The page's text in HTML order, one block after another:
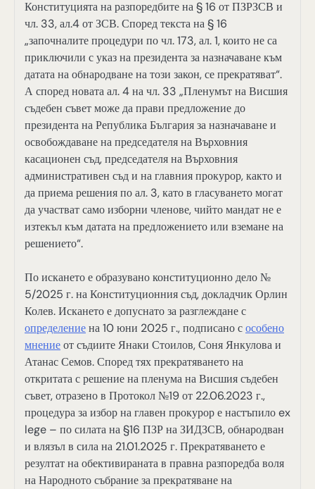
Конституцията на разпоредбите на § 16 от ПЗРЗСВ и
чл. 33, ал.4 от ЗСВ. Според текста на § 16
„започналите процедури по чл. 173, ал. 1, които не са
приключили с указ на президента за назначаване към
датата на обнародване на този закон, се прекратяват“.
А според новата ал. 4 на чл. 33 „Пленумът на Висшия
съдебен съвет може да прави предложение до
президента на Република България за назначаване и
освобождаване на председателя на Върховния
касационен съд, председателя на Върховния
административен съд и на главния прокурор, както и
да приема решения по ал. 3, като в гласуването могат
да участват само изборни членове, чийто мандат не е
изтекъл към датата на предложението или вземане на
решението“.
По искането е образувано конституционно дело №
5/2025 г. на Конституционния съд, докладчик Орлин
Колев. Искането е допуснато за разглеждане с
определениена 10 юни 2025 г., подписано сособено
мнениеот съдиите Янаки Стоилов, Соня Янкулова и
Атанас Семов. Според тях прекратяването на
откритата с решение на пленума на Висшия съдебен
съвет, отразено в Протокол №19 от 22.06.2023 г.,
процедура за избор на главен прокурор е настъпило ex
lege – по силата на §16 ПЗР на ЗИДЗСВ, обнародван
и влязъл в сила на 21.01.2025 г. Прекратяването е
резултат на обективираната в правна разпоредба воля
на Народното събрание за прекратяване на